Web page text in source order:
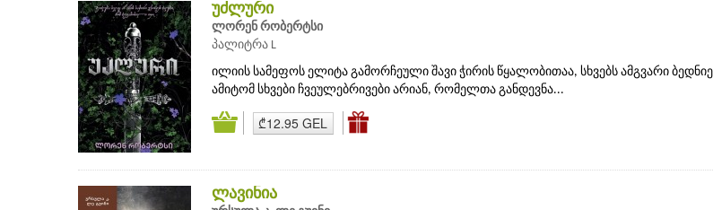
უძლური
ლორენ რობერტსი
პალიტრა L
ილიის სამეფოს ელიტა გამორჩეული შავი ჭირის წყალობითაა, სხვებს ამგვარი
ამიტომ სხვები ჩვეულებრივები არიან, რომელთა განდევნა...
₾12.95 GEL
ლავინია